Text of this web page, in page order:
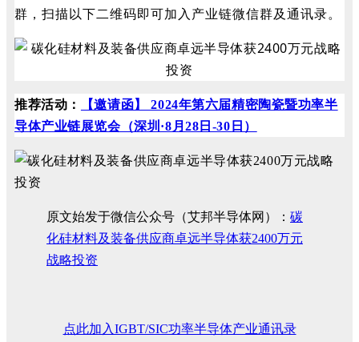
群，扫描以下二维码即可加入产业链微信群及通讯录。
推荐活动 ：
【邀请函】 2024年第六届精密陶瓷暨功率半
导体产业链展览会（深圳·8月28日-30日）
原文始发于微信公众号（艾邦半导体网）： 碳
化硅材料及装备供应商卓远半导体获2400万元
战略投资
点此加入IGBT/SIC功率半导体产业通讯录